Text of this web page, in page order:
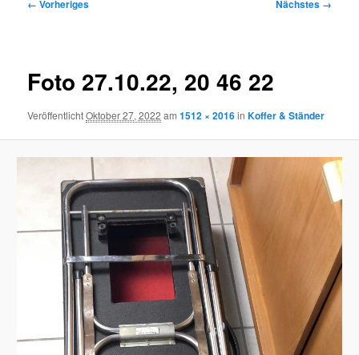
← Vorheriges Nächstes →
Foto 27.10.22, 20 46 22
VeröffentlichtOktober 27, 2022 am1512 × 2016inKoffer & Ständer